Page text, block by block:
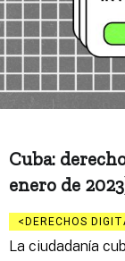
Cuba:
enero de
DERECHOS
La ciudadanía